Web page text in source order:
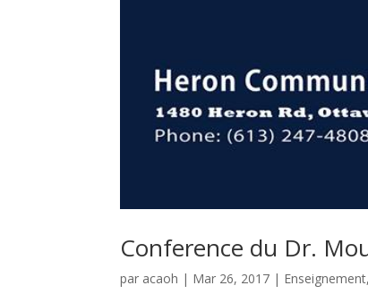
Conference du Dr.
par acaoh | Mar 26, 2017 | Enseignement,